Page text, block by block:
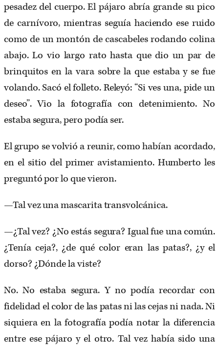
pesadez del cuerpo. El pájaro abría grande su pico
de carnívoro, mientras seguía haciendo ese ruido
como de un montón de cascabeles rodando colina
abajo. Lo vio largo rato hasta que dio un par de
brinquitos en la vara sobre la que estaba y se fue
volando. Sacó el folleto. Releyó: “Si ves una, pide un
deseo”. Vio la fotografía con detenimiento. No
estaba segura, pero podía ser.
El grupo se volvió a reunir, como habían acordado,
en el sitio del primer avistamiento. Humberto les
preguntó por lo que vieron.
—Tal vez una mascarita transvolcánica.
—¿Tal vez? ¿No estás segura? Igual fue una común.
¿Tenía ceja?, ¿de qué color eran las patas?, ¿y el
dorso? ¿Dónde la viste?
No. No estaba segura. Y no podía recordar con
fidelidad el color de las patas ni las cejas ni nada. Ni
siquiera en la fotografía podía notar la diferencia
entre ese pájaro y el otro. Tal vez había sido una